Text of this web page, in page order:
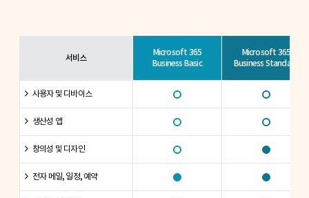
서비스
Microsoft 365
Business Basic
Microsoft 365
Business Standard
사용자 및 디바이스
생산성 앱
창의성 및 디자인
전자 메일, 일정, 예약